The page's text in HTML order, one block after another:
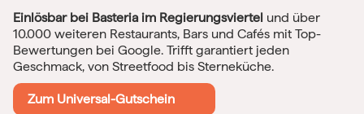
Einlösbar bei Basteria im Regierungsviertel und über
10.000 weiteren Restaurants, Bars und Cafés mit Top-
Bewertungen bei Google. Trifft garantiert jeden
Geschmack, von Streetfood bis Sterneküche.
Zum Universal-Gutschein